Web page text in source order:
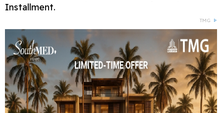
Installment.
TMG